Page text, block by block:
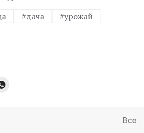
#дача
#урожай
Все